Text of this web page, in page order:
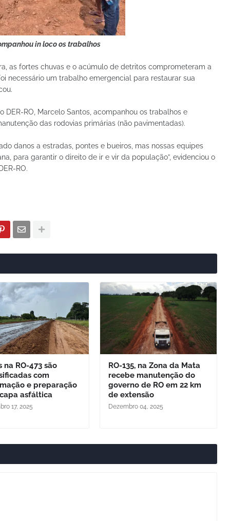
in loco os trabalhos
as fortes chuvas e o acúmulo de detritos comprometeram a
necessário um trabalho emergencial para restaurar sua
RO, Marcelo Santos, acompanhou os trabalhos e
das rodovias primárias (não pavimentadas).
danos a estradas, pontes e bueiros, mas nossas equipes
para garantir o direito de ir e vir da população”, evidenciou o
RO.
na RO-473 são
com
e preparação
asfáltica
17, 2025
RO-135, na Zona da Mata
recebe manutenção do
governo de RO em 22 km
de extensão
Dezembro 04, 2025